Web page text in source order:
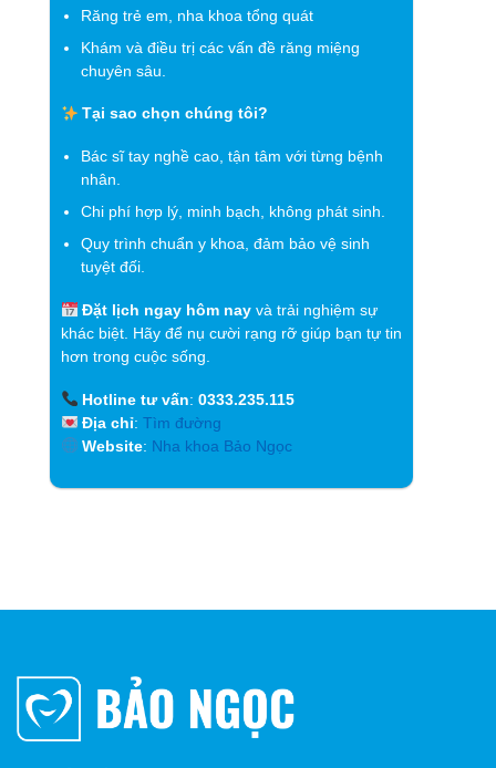
Răng trẻ em, nha khoa tổng quát
Khám và điều trị các vấn đề răng miệng
chuyên sâu.
Tại sao chọn chúng tôi?
Bác sĩ tay nghề cao, tận tâm với từng bệnh
nhân.
Chi phí hợp lý, minh bạch, không phát sinh.
Quy trình chuẩn y khoa, đảm bảo vệ sinh
tuyệt đối.
Đặt lịch ngay hôm nay và trải nghiệm sự
khác biệt. Hãy để nụ cười rạng rỡ giúp bạn tự tin
hơn trong cuộc sống.
Hotline tư vấn:0333.235.115
Địa chỉ:Tìm đường
Website: Nha khoa Bảo Ngọc